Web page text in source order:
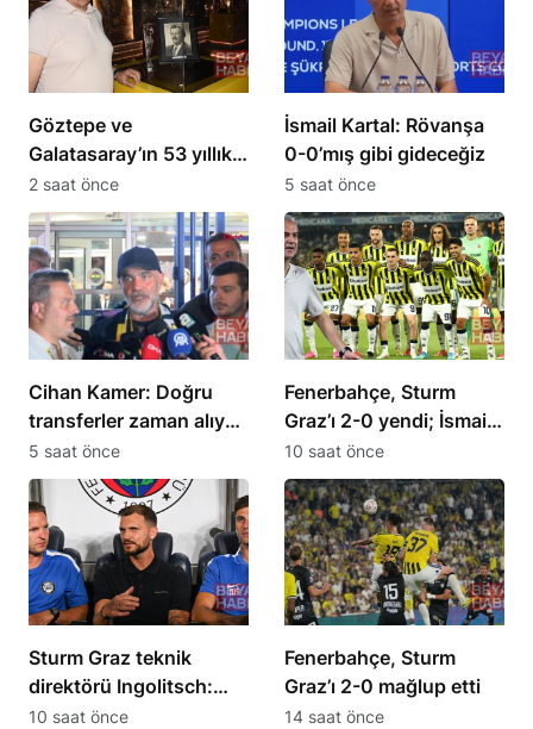
Göztepe ve
Galatasaray’ın 53 yıllık
yarım kupası paylaşıldı
2 saat önce
İsmail Kartal: Rövanşa
0-0’mış gibi gideceğiz
5 saat önce
Cihan Kamer: Doğru
transferler zaman alıyor,
2 günde olmuyor
5 saat önce
Fenerbahçe, Sturm
Graz’ı 2-0 yendi; İsmail
Kartal kalitesini
vurguladı
10 saat önce
Sturm Graz teknik
direktörü Ingolitsch:
Talisca’yı durdurmak
10 saat önce
Fenerbahçe, Sturm
Graz’ı 2-0 mağlup etti
14 saat önce